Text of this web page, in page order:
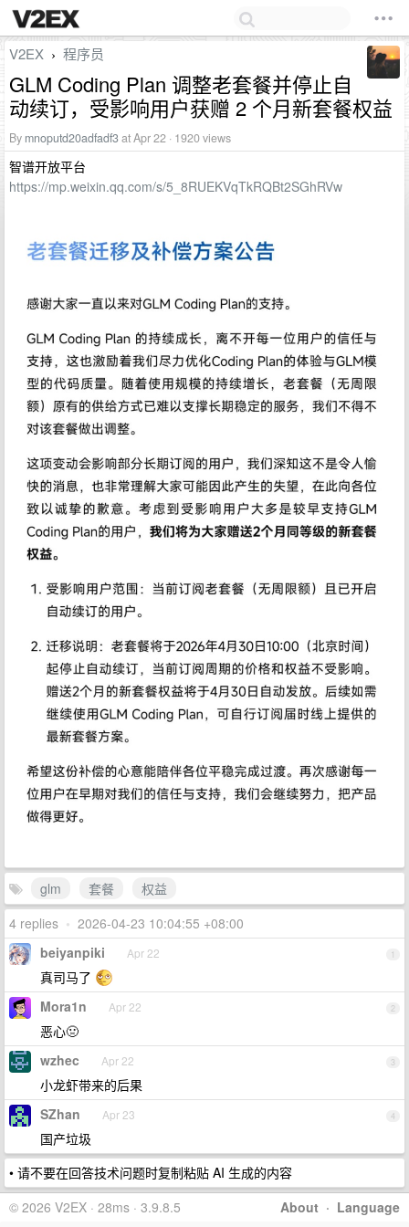
V2EX › 程序员
GLM Coding Plan 调整老套餐并停止自
动续订，受影响用户获赠 2 个月新套餐权益
By mnoputd20adfadf3at Apr 22 · 1920 views
智谱开放平台
https://mp.weixin.qq.com/s/5_8RUEKVqTkRQBt2SGhRVw
glm 套餐
权益
4 replies • 2026-04-23 10:04:55 +08:00
1
beiyanpiki Apr 22
真司马了
2
Mora1n Apr 22
恶心🤢
3
wzhec Apr 22
小龙虾带来的后果
4
SZhan Apr 23
国产垃圾
• 请不要在回答技术问题时复制粘贴 AI 生成的内容
About · Language
© 2026 V2EX · 28ms · 3.9.8.5